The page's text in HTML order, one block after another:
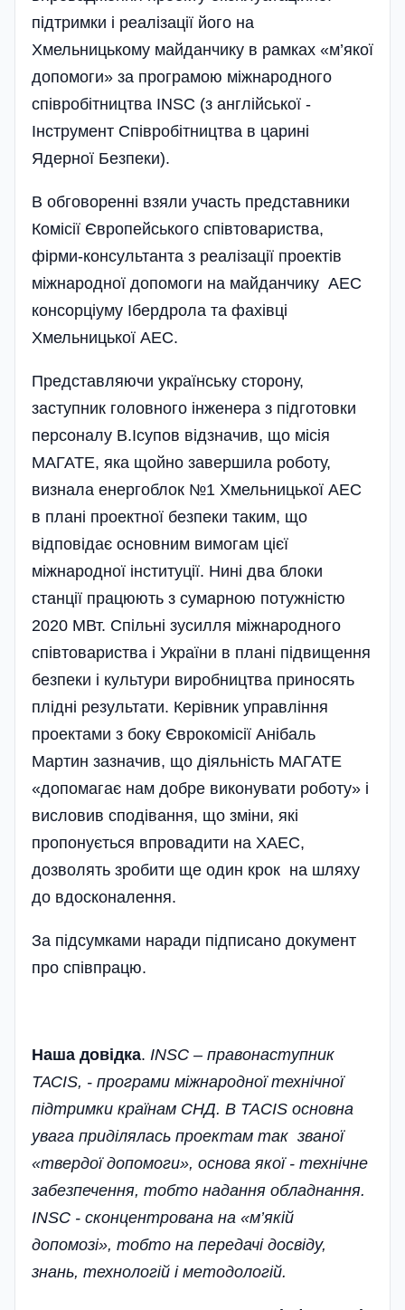
підтримки і реалізації його на
Хмельницькому майданчику в рамках «м’якої
допомоги» за програмою міжнародного
співробітництва INSC (з англі­йської -
Інструмент Співробітництва в царині
Ядерної Безпеки).
В обговоренні взяли участь представники
Комісії Європейського співтовариства,
фірми-консультанта з реалізації проектів
між­народної допомоги на майданчику АЕС
консор­ціуму Ібердрола та фахівці
Хмельницької АЕС.
Представляючи українську сторону,
заступник головного інженера з підготовки
персоналу В.Ісупов відзначив, що місія
МАГАТЕ, яка щойно завершила роботу,
визнала енергоблок №1 Хмельницької АЕС
в плані проектної безпеки таким, що
відповідає основним вимогам цієї
міжнародної інституції. Нині два блоки
станції працюють з сумарною потужністю
2020 МВт. Спільні зусилля міжнародного
співтовариства і України в плані підвищення
безпеки і культури виробництва приносять
плідні результати. Керів­ник управління
проектами з боку Єврокомісії Анібаль
Мартин зазначив, що діяльність МАГАТЕ
«допомагає нам добре виконувати роботу» і
висловив сподівання, що зміни, які
пропонується впровадити на ХАЕС,
дозволять зробити ще один крок на шляху
до вдосконалення.
За підсумками наради підписано документ
про співпрацю.
Наша довідка. INSC – правонаступник
ТАСIS, - програми міжнародної технічної
підтримки країнам СНД. В TACIS основна
увага приділялась проектам так званої
«твердої допомоги», основа якої - технічне
забезпечення, тобто надання обладнання.
INSC - сконцентрована на «м’якій
допомозі», тобто на передачі досвіду,
знань, технологій і методологій.